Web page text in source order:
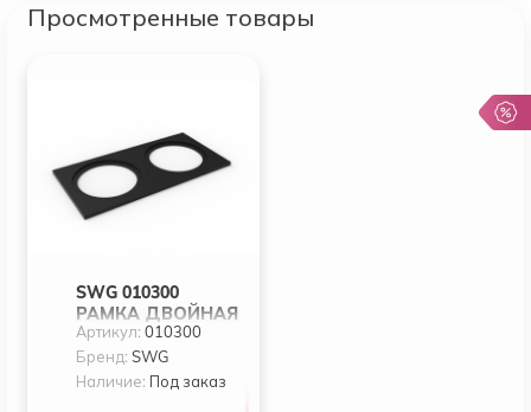
Просмотренные товары
SWG 010300
РАМКА ДВОЙНАЯ
ДЛЯ MINI COMBO,
КВАДРАТНАЯ,
ЧЕРНАЯ
Артикул:010300
Бренд:SWG
Наличие: Под заказ